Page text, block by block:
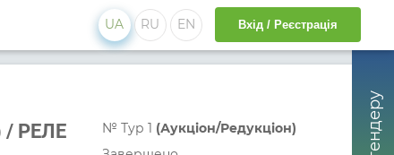
UA RU EN Вхід / Реєстрація
/ РЕЛЕ
№ Тур 1 (Аукціон/Редукціон)